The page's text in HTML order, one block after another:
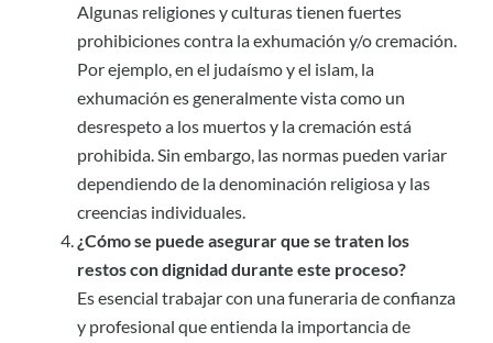
Algunas religiones y culturas tienen fuertes
prohibiciones contra la exhumación y/o cremación.
Por ejemplo, en el judaísmo y el islam, la
exhumación es generalmente vista como un
desrespeto a los muertos y la cremación está
prohibida. Sin embargo, las normas pueden variar
dependiendo de la denominación religiosa y las
creencias individuales.
¿Cómo se puede asegurar que se traten los
restos con dignidad durante este proceso?
Es esencial trabajar con una funeraria de confianza
y profesional que entienda la importancia de